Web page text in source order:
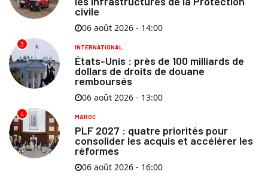
civile
06 août 2026 - 14:00
3 INTERNATIONAL
États-Unis : près de 100 milliards de
dollars de droits de douane
remboursés
06 août 2026 - 13:00
4 MAROC
PLF 2027 : quatre priorités pour
consolider les acquis et accélérer les
réformes
06 août 2026 - 16:00